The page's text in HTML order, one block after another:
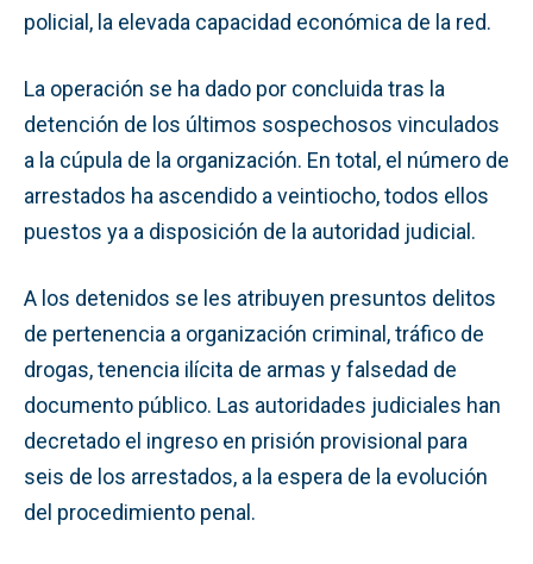
policial, la elevada capacidad económica de la red.
La operación se ha dado por concluida tras la
detención de los últimos sospechosos vinculados
a la cúpula de la organización. En total, el número de
arrestados ha ascendido a veintiocho, todos ellos
puestos ya a disposición de la autoridad judicial.
A los detenidos se les atribuyen presuntos delitos
de pertenencia a organización criminal, tráfico de
drogas, tenencia ilícita de armas y falsedad de
documento público. Las autoridades judiciales han
decretado el ingreso en prisión provisional para
seis de los arrestados, a la espera de la evolución
del procedimiento penal.